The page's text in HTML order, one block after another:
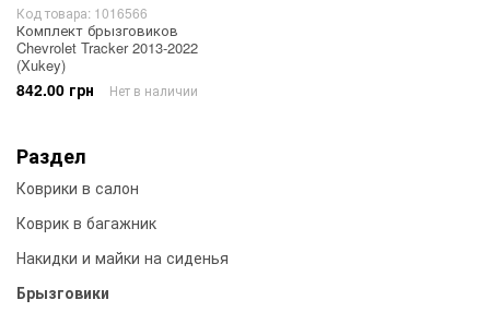
Код товара: 1016566
Комплект брызговиков
Chevrolet Tracker 2013-2022
(Xukey)
842.00 грн Нет в наличии
Раздел
Коврики в салон
Коврик в багажник
Накидки и майки на сиденья
Брызговики